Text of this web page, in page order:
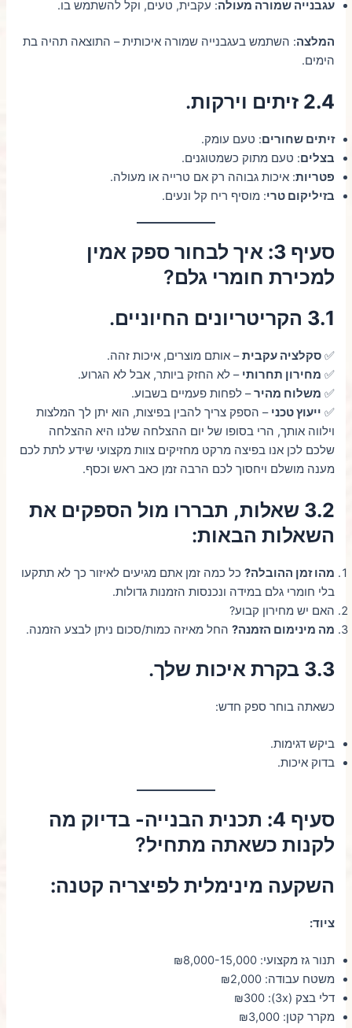
עגבנייה שמורה מעולה: עקבית, טעים, וקל להשתמש בו.
המלצה: השתמש בעגבנייה שמורה איכותית – התוצאה תהיה בת
הימים.
2.4 זיתים וירקות .
זיתים שחורים: טעם עומק.
בצלים: טעם מתוק כשמטוגנים.
פטריות: איכות גבוהה רק אם טרייה או מעולה.
בזיליקום טרי: מוסיף ריח קל ונעים.
סעיף 3: איך לבחור ספק אמין
למכירת חומרי גלם?
3.1 הקריטריונים החיוניים
.
✅סקלציה עקבית– אותם מוצרים, איכות זהה.
✅ מחירון תחרותי – לא החזק ביותר, אבל לא הגרוע.
✅ משלוח מהיר– לפחות פעמיים בשבוע.
✅ ייעוץ טכני – הספק צריך להבין בפיצות, הוא יתן לך המלצות
וילווה אותך, הרי בסופו של יום ההצלחה שלנו היא ההצלחה
שלכם לכן אנו בפיצה מרקט מחזיקים צוות מקצועי שידע לתת לכם
מענה מושלם ויחסוך לכם הרבה זמן כאב ראש וכסף.
3.2 שאלות, תבררו מול הספקים את
השאלות הבאות:
מהו זמן ההובלה? כל כמה זמן אתם מגיעים לאיזור כך לא תתקעו
בלי חומרי גלם במידה ונכנסות הזמנות גדולות.
האם יש מחירון קבוע?
מה מינימום הזמנה? החל מאיזה כמות/סכום ניתן לבצע הזמנה.
3.3 בקרת איכות שלך .
כשאתה בוחר ספק חדש:
ביקש דגימות.
בדוק איכות.
סעיף 4: תכנית הבנייה- בדיוק מה
לקנות כשאתה מתחיל?
השקעה מינימלית לפיצריה קטנה:
ציוד:
תנור גז מקצועי: ₪8,000-15,000
משטח עבודה: ₪2,000
דלי בצק (3x): ₪300
מקרר קטן: ₪3,000